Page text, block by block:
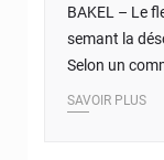
BAKEL – Le
semant la
Selon un
SAVOIR PLUS